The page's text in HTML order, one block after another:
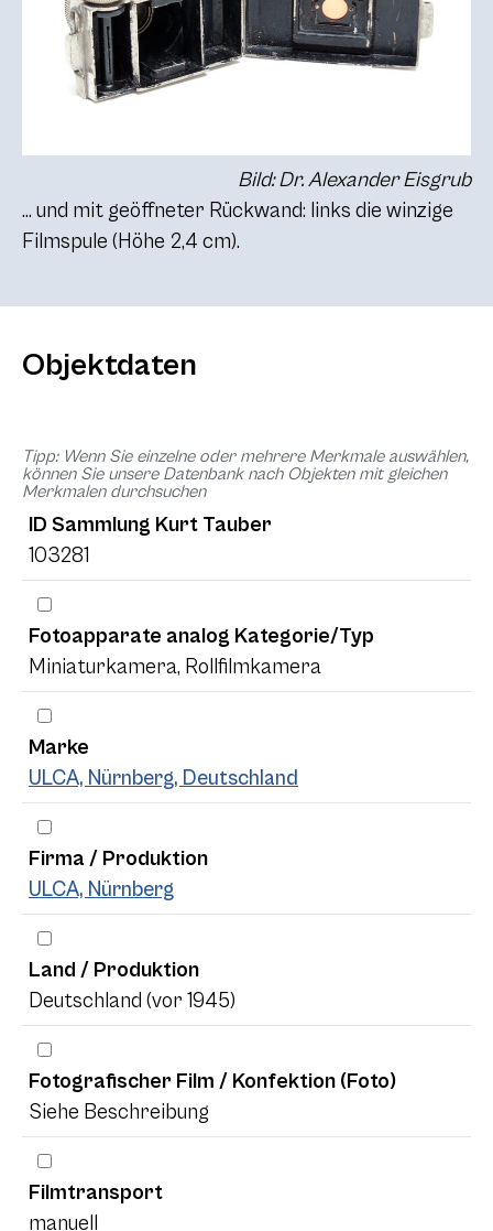
Bild: Dr. Alexander Eisgrub
… und mit geöffneter Rückwand: links die winzige
Filmspule (Höhe 2,4 cm).
Objektdaten
Tipp: Wenn Sie einzelne oder mehrere Merkmale auswählen,
können Sie unsere Datenbank nach Objekten mit gleichen
Merkmalen durchsuchen
ID Sammlung Kurt Tauber
103281
Fotoapparate analog Kategorie/Typ
Miniaturkamera, Rollfilmkamera
Marke
ULCA, Nürnberg, Deutschland
Firma / Produktion
ULCA, Nürnberg
Land / Produktion
Deutschland (vor 1945)
Fotografischer Film / Konfektion (Foto)
Siehe Beschreibung
Filmtransport
manuell